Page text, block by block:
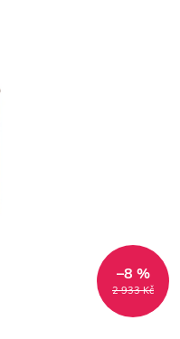
2 933 Kč
–8 %